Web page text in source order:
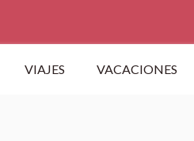
VIAJES VACACIONES